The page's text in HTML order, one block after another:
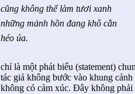
cũng không thể làm tươi xanh
những mảnh hồn đang khô cằn
héo úa.
chỉ là một phát biểu (statement)
tác giả không bước vào khung
không có cảm xúc. Đây không phải